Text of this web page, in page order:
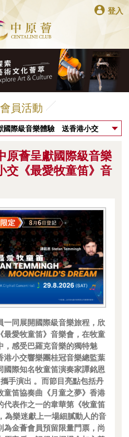
登入
會員活動
國際級音樂體驗 送香港小交
原薈呈獻國際級音樂
《最愛牧童笛》音
一同展開國際級音樂旅程，欣
最愛牧童笛》音樂會，在牧童
，感受巴羅克音樂的獨特魅
港小交響樂團桂冠音樂總監葉
國際知名牧童笛演奏家譚銘恩
手演出 。而節目亮點包括丹
童笛協奏曲《月童之夢》香港
代表作之一的韋華第《牧童笛
為樂迷獻上一場細膩動人的音
為金薈會員預留限量門票，尚